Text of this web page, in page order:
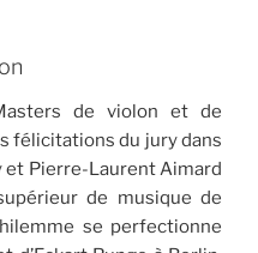
de violon et de
félicitations du jury dans
et Pierre-Laurent Aimard
de musique de
se perfectionne